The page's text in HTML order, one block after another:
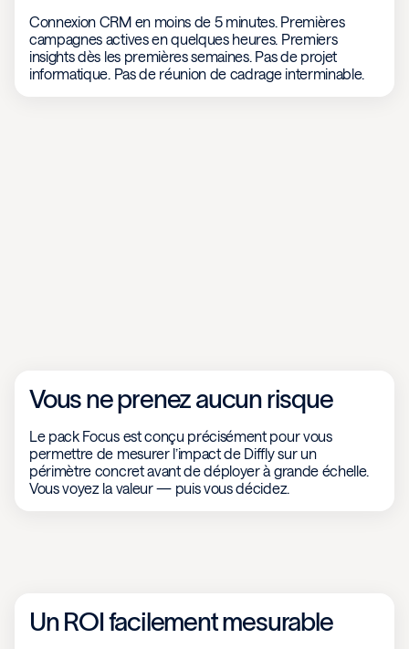
Connexion CRM en moins de 5 minutes. Premières
campagnes actives en quelques heures. Premiers
insights dès les premières semaines. Pas de projet
informatique. Pas de réunion de cadrage interminable.
Vous ne prenez aucun risque
Le pack Focus est conçu précisément pour vous
permettre de mesurer l’impact de Diffly sur un
périmètre concret avant de déployer à grande échelle.
Vous voyez la valeur — puis vous décidez.
Un ROI facilement mesurable